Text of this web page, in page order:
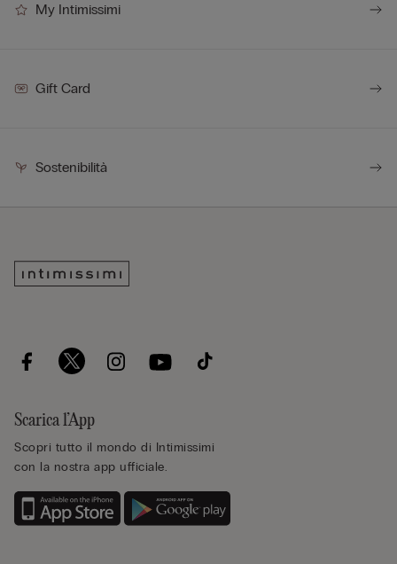
My Intimissimi
Gift Card
Sostenibilità
Scarica l’App
Scopri tutto il mondo di Intimissimi
con la nostra app ufficiale.